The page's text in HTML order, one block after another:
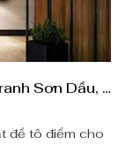
Tranh Sơn Dầu Là Gì? Ưu Điểm Của Tranh Sơn Dầu, Mẫu Tranh Sơn Dầu Tại Shop
để tô điểm cho